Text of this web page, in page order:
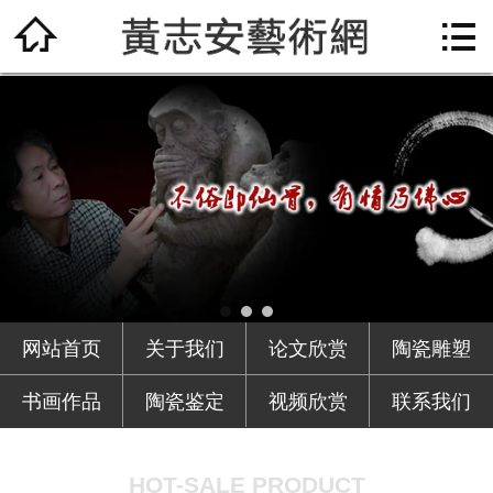
网站首页
陶瓷雕塑
视频欣赏
 
网站首页 关于我们 论文欣赏 陶瓷雕塑
书画作品 陶瓷鉴定 视频欣赏 联系我们
HOT-SALE PRODUCT